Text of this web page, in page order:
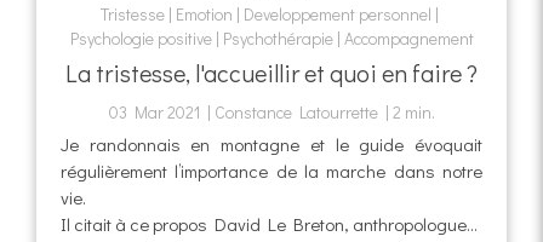
Tristesse Emotion Developpement personnel
Psychologie positive Psychothérapie Accompagnement
La tristesse, l'accueillir et quoi en faire ?
03 Mar 2021 Constance Latourrette 2 min.
Je randonnais en montagne et le guide évoquait
régulièrement l’importance de la marche dans notre
vie.
Il citait à ce propos David Le Breton, anthropologue...